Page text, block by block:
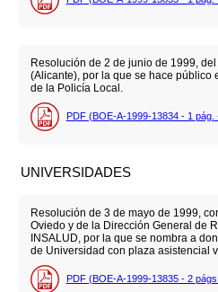
Resolución de 2 de junio de 1999,
(Alicante), por la que se hace público
de la Policía Local.
PDF (BOE-A-1999-13834 - 1 pág.
UNIVERSIDADES
Resolución de 3 de mayo de 1999,
Oviedo y de la Dirección General de
INSALUD, por la que se nombra a
de Universidad con plaza asistencial
PDF (BOE-A-1999-13835 - 2 págs.